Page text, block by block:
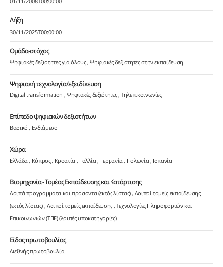
Λήξη
30/11/2025T00:00:00
Ομάδα-στόχος
Ψηφιακές δεξιότητες για όλους Ψηφιακές δεξιότητες στην εκπαίδευση
Ψηφιακή τεχνολογία/εξειδίκευση
Digital transformation Ψηφιακές δεξιότητες Τηλεπικοινωνίες
Επίπεδο ψηφιακών δεξιοτήτων
Βασικό Ενδιάμεσο
Χώρα
Ελλάδα Κύπρος Κροατία Γαλλία Γερμανία Πολωνία Ισπανία
Βιομηχανία - Τομέας Εκπαίδευσης και Κατάρτισης
Λοιπά προγράμματα και προσόντα (εκτός λίστας) Λοιποί τομείς εκπαίδευσης
(εκτός λίστας) Λοιποί τομείς εκπαίδευσης Τεχνολογίες Πληροφοριών και
Επικοινωνιών (ΤΠΕ) (λοιπές υποκατηγορίες)
Είδος πρωτοβουλίας
Διεθνής πρωτοβουλία